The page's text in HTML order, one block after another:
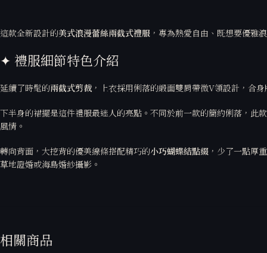
這款全新設計的美式浪漫蕾絲兩截式禮服 ，專為熱愛自由、既想要優雅
✦ 禮服細節特色介紹
延續了時髦的兩截式剪裁 ，上衣採用俐落的緞面雙肩帶微V領設計，合
下半身的裙擺是這件禮服最迷人的亮點。不同於前一款的簡約俐落，此
風情。
轉向背面，大挖背的優美線條搭配精巧的小巧蝴蝶結點綴 ，少了一點厚
草地證婚或海島婚紗攝影。
相關商品